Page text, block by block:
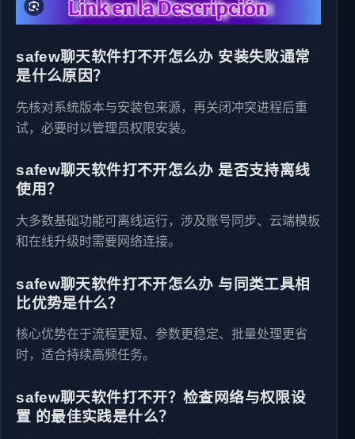
safew聊天软件打不开怎么办 安装失败通常
是什么原因？
先核对系统版本与安装包来源，再关闭冲突进程后重
试，必要时以管理员权限安装。
safew聊天软件打不开怎么办 是否支持离线
使用？
大多数基础功能可离线运行，涉及账号同步、云端模板
和在线升级时需要网络连接。
safew聊天软件打不开怎么办 与同类工具相
比优势是什么？
核心优势在于流程更短、参数更稳定、批量处理更省
时，适合持续高频任务。
safew聊天软件打不开？检查网络与权限设
置 的最佳实践是什么？